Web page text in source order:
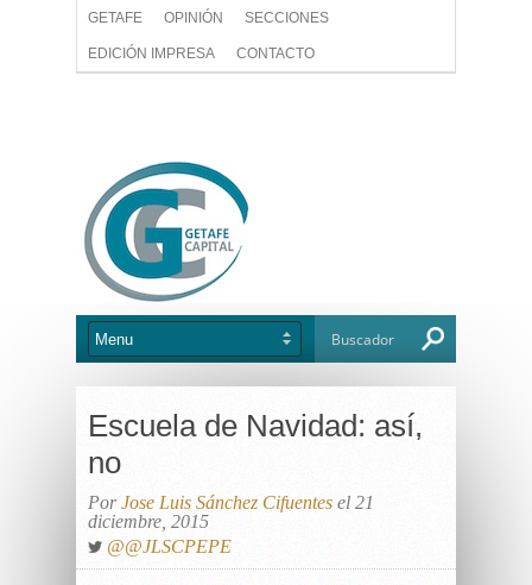
GETAFE OPINIÓN SECCIONES
EDICIÓN IMPRESA CONTACTO
Escuela de Navidad: así,
no
PorJose Luis Sánchez Cifuentes el 21
diciembre, 2015
@@JLSCPEPE